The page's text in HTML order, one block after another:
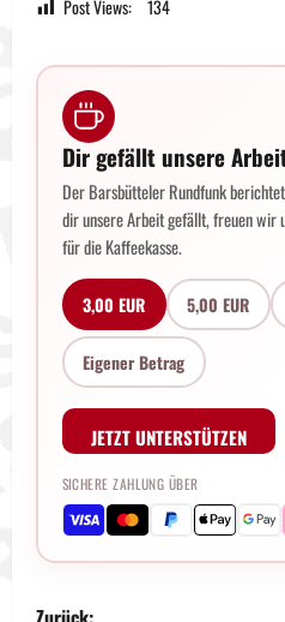
Post Views: 134
Dir gefällt unsere
Der Barsbütteler Rundfunk
dir unsere Arbeit gefällt, freuen wir
für die Kaffeekasse.
3,00 EUR 5,00 EUR
Eigener Betrag
JETZT UNTERSTÜTZEN
SICHERE ZAHLUNG ÜBER
B